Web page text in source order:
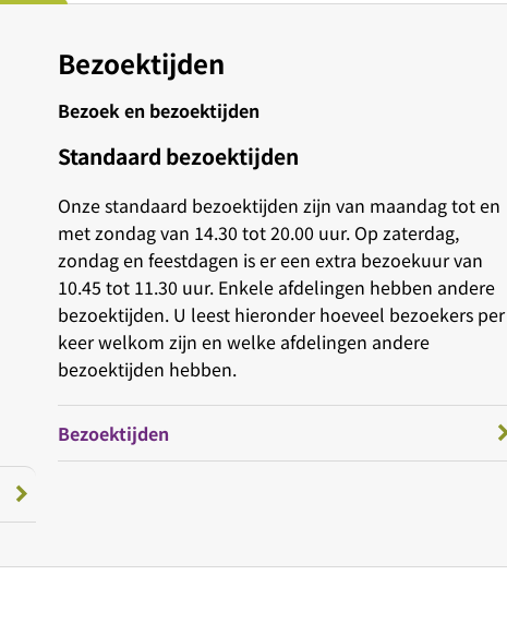
Bezoektijden
Bezoek en bezoektijden
Standaard bezoektijden
Onze standaard bezoektijden zijn van maandag tot en
met zondag van 14.30 tot 20.00 uur. Op zaterdag,
zondag en feestdagen is er een extra bezoekuur van
10.45 tot 11.30 uur. Enkele afdelingen hebben andere
bezoektijden. U leest hieronder hoeveel bezoekers per
keer welkom zijn en welke afdelingen andere
bezoektijden hebben.
Bezoektijden